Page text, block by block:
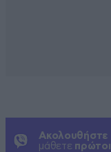
Ακολουθήστε
μάθετε πρώτοι